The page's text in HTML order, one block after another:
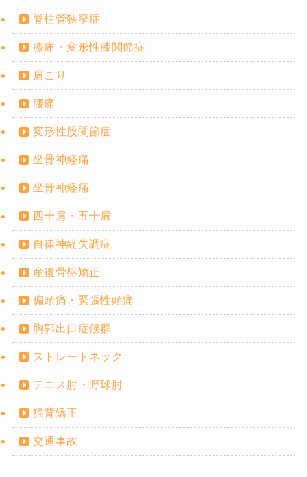
脊柱管狭窄症
膝痛・変形性膝関節症
肩こり
腰痛
変形性股関節症
坐骨神経痛
坐骨神経痛
四十肩・五十肩
自律神経失調症
産後骨盤矯正
偏頭痛・緊張性頭痛
胸郭出口症候群
ストレートネック
テニス肘・野球肘
猫背矯正
交通事故